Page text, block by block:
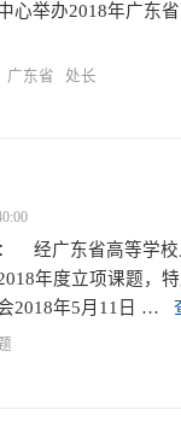
心举办2018年广东
广东省 处长
经广东省高等学校
年度立项课题，
2018年5月11日 …